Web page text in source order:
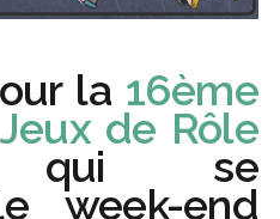
la 16ème
de Rôle
se
week-end